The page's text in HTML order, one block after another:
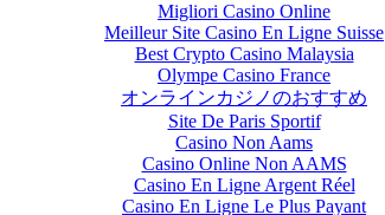
Migliori Casino Online
Meilleur Site Casino En Ligne Suisse
Best Crypto Casino Malaysia
Olympe Casino France
オンラインカジノのおすすめ
Site De Paris Sportif
Casino Non Aams
Casino Online Non AAMS
Casino En Ligne Argent Réel
Casino En Ligne Le Plus Payant